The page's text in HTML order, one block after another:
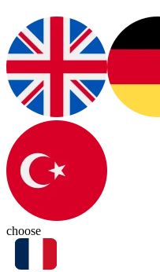
choose